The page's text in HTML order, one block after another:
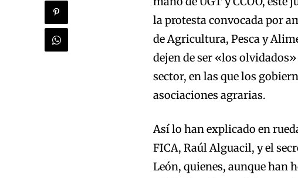
la protesta convocada por
de Agricultura, Pesca y
dejen de ser «los
sector, en las que los
asociaciones agrarias.
Así lo han explicado en
FICA, Raúl Alguacil, y el
León, quienes, aunque han